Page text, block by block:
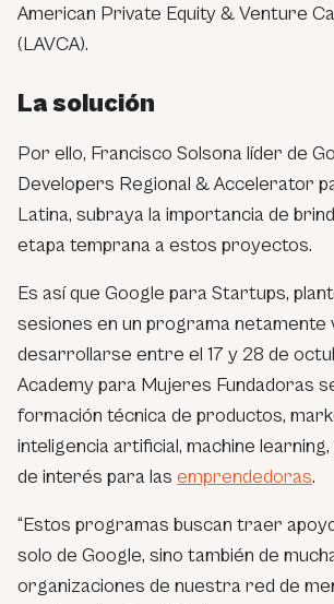
American Private Equity & Venture
(LAVCA).
La solución
Por ello, Francisco Solsona líder de
Developers Regional & Accelerator
Latina, subraya la importancia de
etapa temprana a estos proyectos.
Es así que Google para Startups,
sesiones en un programa netamente
desarrollarse entre el 17 y 28 de
Academy para Mujeres Fundadoras
formación técnica de productos,
inteligencia artificial, machine
de interés para las emprendedoras.
“Estos programas buscan traer
solo de Google, sino también de
organizaciones de nuestra red de